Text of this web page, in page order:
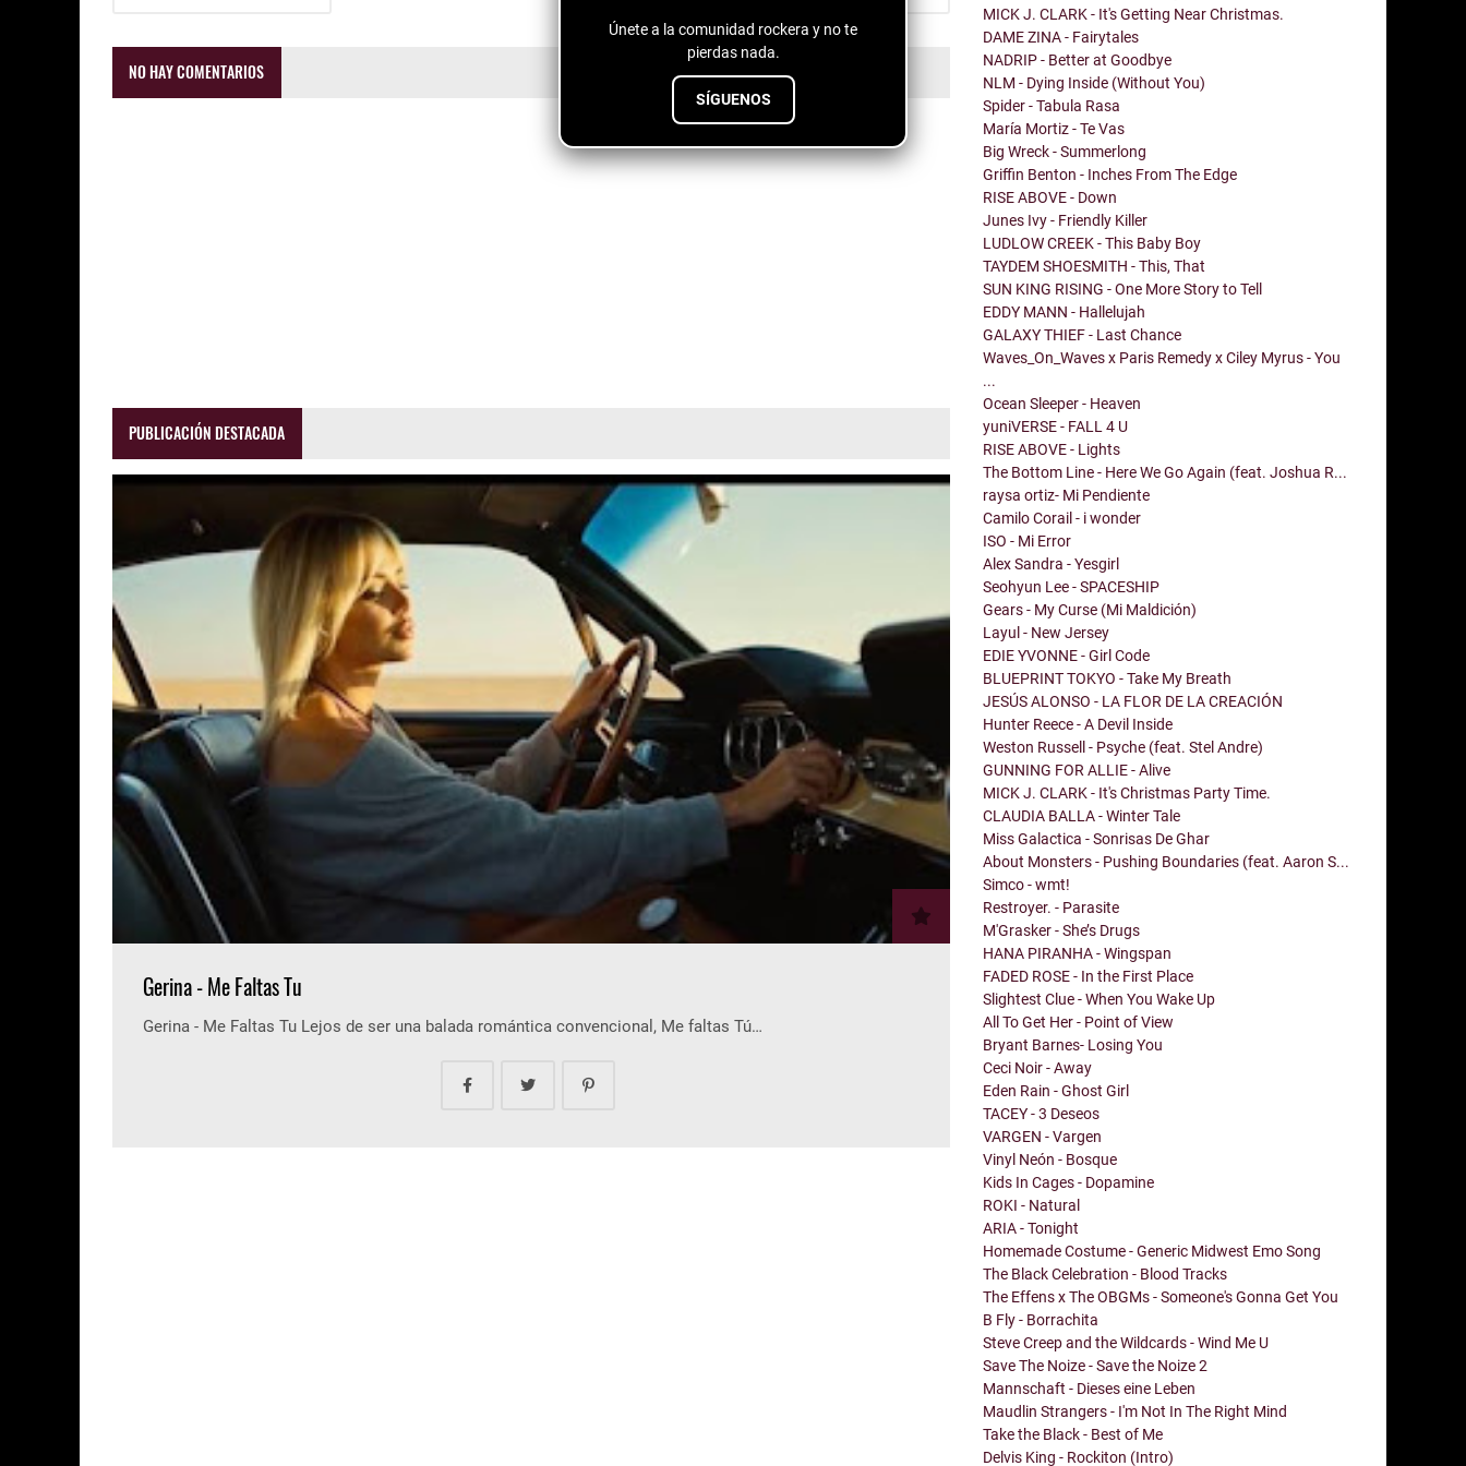
Únete a la comunidad rockera y no te
pierdas nada.
SÍGUENOS
NO HAY COMENTARIOS
PUBLICACIÓN DESTACADA
Gerina - Me Faltas Tu
Gerina - Me Faltas Tu Lejos de ser una balada romántica convencional, Me faltas Tú…
MICK J. CLARK - It's Getting Near Christmas.
DAME ZINA - Fairytales
NADRIP - Better at Goodbye
NLM - Dying Inside (Without You)
Spider - Tabula Rasa
María Mortiz - Te Vas
Big Wreck - Summerlong
Griffin Benton - Inches From The Edge
RISE ABOVE - Down
Junes Ivy - Friendly Killer
LUDLOW CREEK - This Baby Boy
TAYDEM SHOESMITH - This, That
SUN KING RISING - One More Story to Tell
EDDY MANN - Hallelujah
GALAXY THIEF - Last Chance
Waves_On_Waves x Paris Remedy x Ciley Myrus - You
...
Ocean Sleeper - Heaven
yuniVERSE - FALL 4 U
RISE ABOVE - Lights
The Bottom Line - Here We Go Again (feat. Joshua R...
raysa ortiz- Mi Pendiente
Camilo Corail - i wonder
ISO - Mi Error
Alex Sandra - Yesgirl
Seohyun Lee - SPACESHIP
Gears - My Curse (Mi Maldición)
Layul - New Jersey
EDIE YVONNE - Girl Code
BLUEPRINT TOKYO - Take My Breath
JESÚS ALONSO - LA FLOR DE LA CREACIÓN
Hunter Reece - A Devil Inside
Weston Russell - Psyche (feat. Stel Andre)
GUNNING FOR ALLIE - Alive
MICK J. CLARK - It's Christmas Party Time.
CLAUDIA BALLA - Winter Tale
Miss Galactica - Sonrisas De Ghar
About Monsters - Pushing Boundaries (feat. Aaron S...
Simco - wmt!
Restroyer. - Parasite
M'Grasker - She’s Drugs
HANA PIRANHA - Wingspan
FADED ROSE - In the First Place
Slightest Clue - When You Wake Up
All To Get Her - Point of View
Bryant Barnes- Losing You
Ceci Noir - Away
Eden Rain - Ghost Girl
TACEY - 3 Deseos
VARGEN - Vargen
Vinyl Neón - Bosque
Kids In Cages - Dopamine
ROKI - Natural
ARIA - Tonight
Homemade Costume - Generic Midwest Emo Song
The Black Celebration - Blood Tracks
The Effens x The OBGMs - Someone's Gonna Get You
B Fly - Borrachita
Steve Creep and the Wildcards - Wind Me U
Save The Noize - Save the Noize 2
Mannschaft - Dieses eine Leben
Maudlin Strangers - I'm Not In The Right Mind
Take the Black - Best of Me
Delvis King - Rockiton (Intro)